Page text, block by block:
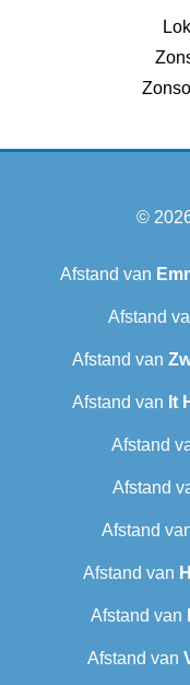
©
Afstand van
Afstand
Afstand van
Afstand van It
Afstand
Afstand
Afstand
Afstand van
Afstand van
Afstand van